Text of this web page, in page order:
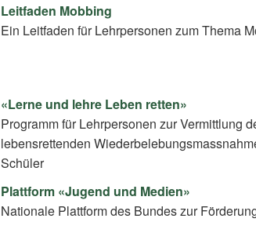
Leitfaden Mobbing
Ein Leitfaden für Lehrpersonen zum Thema
«Lerne und lehre Leben retten»
Programm für Lehrpersonen zur Vermittlung
lebensrettenden
Schüler
Plattform «Jugend und Medien»
Nationale Plattform des Bundes zur